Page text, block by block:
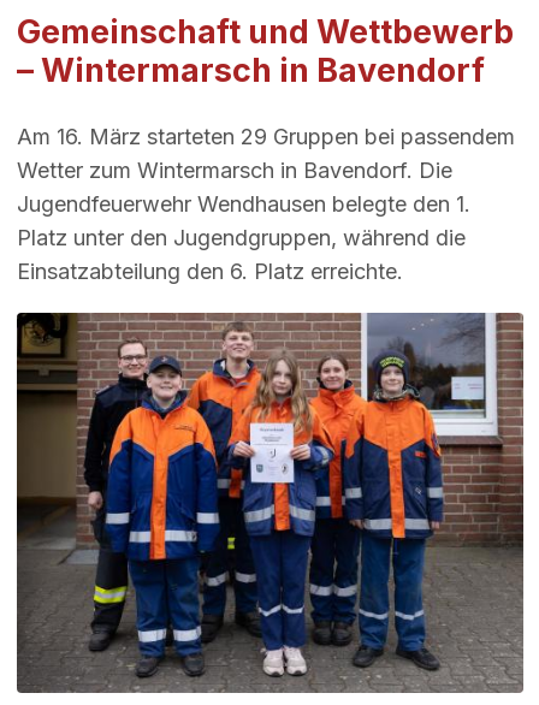
Gemeinschaft und Wettbewerb
– Wintermarsch in Bavendorf
Am 16. März starteten 29 Gruppen bei passendem
Wetter zum Wintermarsch in Bavendorf. Die
Jugendfeuerwehr Wendhausen belegte den 1.
Platz unter den Jugendgruppen, während die
Einsatzabteilung den 6. Platz erreichte.
Image